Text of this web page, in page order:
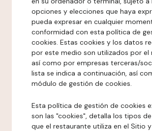
opciones y elecciones que haya
pueda expresar en cualquier
conformidad con esta política de
cookies. Estas cookies y los datos
por este medio son utilizados por el
así como por empresas terceras/
lista se indica a continuación, así
módulo de gestión de cookies.
Esta política de gestión de cookies
son las "cookies", detalla los tipos
que el restaurante utiliza en el Sitio